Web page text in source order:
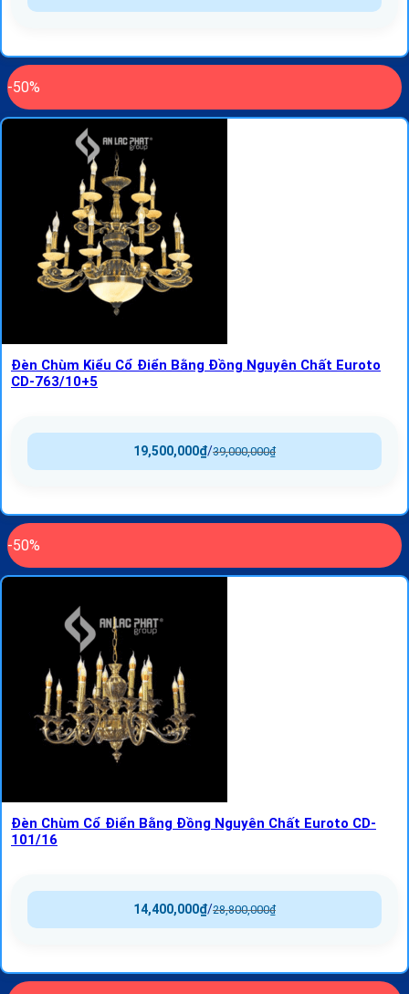
-50%
Đèn Chùm Kiểu Cổ Điển Bằng Đồng Nguyên Chất Euroto
CD-763/10+5
39,000,000₫
/
19,500,000₫
-50%
Đèn Chùm Cổ Điển Bằng Đồng Nguyên Chất Euroto CD-
101/16
28,800,000₫
/
14,400,000₫